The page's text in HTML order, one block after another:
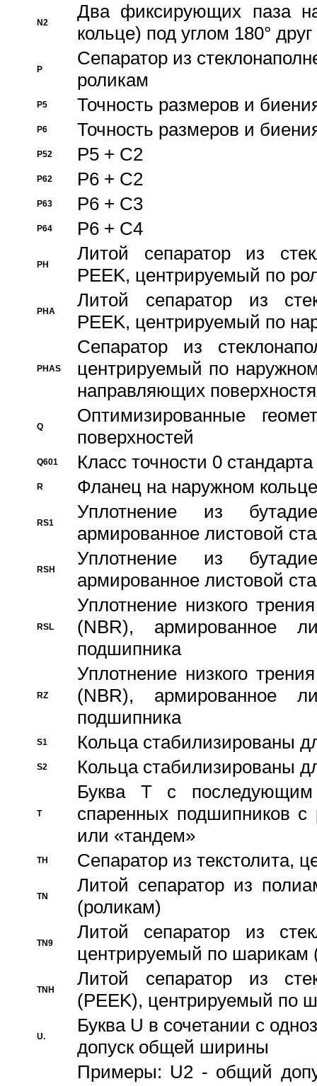
N2
Два фиксирующих паза
кольце) под углом 180° друг
P
Cепаратор из
роликам
P5 Точность размеров и
P6 Точность размеров и
P52 P5 + C2
P62 P6 + C2
P63 P6 + C3
P64 P6 + C4
PH
Литой сепаратор из
PEEK, центрируемый по
PHA
Литой сепаратор из
PEEK, центрируемый по
PHAS
Сепаратор из
центрируемый по
направляющих
Q
Оптимизированные
поверхностей
Q601 Класс точности 0
R Фланец на наружном кольце
RS1
Уплотнение из
армированное листовой
RSH
Уплотнение из
армированное листовой
RSL
Уплотнение низкого
(NBR), армированное
подшипника
RZ
Уплотнение низкого
(NBR), армированное
подшипника
S1 Кольца стабилизированы
S2 Кольца стабилизированы
T
Буква T с
спаренных подшипников
или «тандем»
TH Сепаратор из текстолита,
TN
Литой сепаратор из
(роликам)
TN9
Литой сепаратор из
центрируемый по шарикам
TNH
Литой сепаратор из
(PEEK), центрируемый по
U.
Буква U в сочетании с
допуск общей ширины
Примеры: U2 - общий